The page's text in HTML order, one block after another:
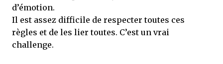
d’émotion.
Il est assez difficile de respecter toutes ces
règles et de les lier toutes. C’est un vrai
challenge.